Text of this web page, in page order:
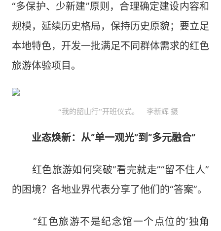
“多保护、少新建”原则，合理确定建设内容和
规模，延续历史格局，保持历史原貌；要立足
本地特色，开发一批满足不同群体需求的红色
旅游体验项目。
“我的韶山行”开班仪式。 李新辉 摄
业态焕新：从“单一观光”到“多元融合”
红色旅游如何突破“看完就走”“留不住人”
的困境？各地业界代表分享了他们的“答案”。
“红色旅游不是纪念馆一个点位的‘独角